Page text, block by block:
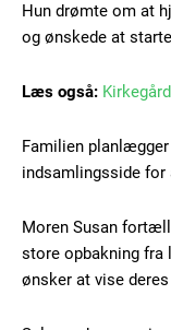
Free
Gratis
Ut mollis
Hun drømte om at
og ønskede at
Læs også:
Familien
indsamlingsside
Moren Susan
store opbakning fra
ønsker at vise